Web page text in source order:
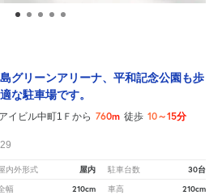
グリーンアリーナ、平和記念公園も歩
な駐車場です。
イビル中町1Ｆから 760m 徒歩 10～15分
内外形式 屋内 駐車台数 30台
幅 210cm 車高 210cm